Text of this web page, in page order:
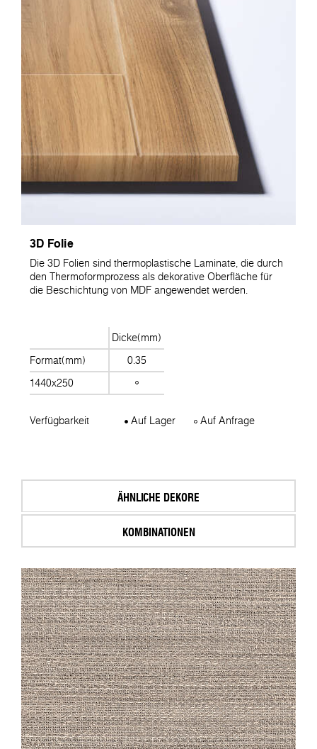
3D Folie
Die 3D Folien sind thermoplastische Laminate, die durch
den Thermoformprozess als dekorative Oberfläche für
die Beschichtung von MDF angewendet werden.
Dicke(mm)
Format(mm)
0.35
1440x250
Verfügbarkeit Auf Lager Auf Anfrage
ÄHNLICHE DEKORE
KOMBINATIONEN